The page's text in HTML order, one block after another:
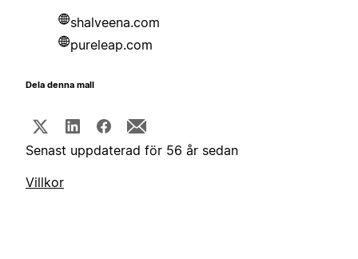
shalveena.com
pureleap.com
Dela denna mall
Senast uppdaterad för 56 år sedan
Villkor